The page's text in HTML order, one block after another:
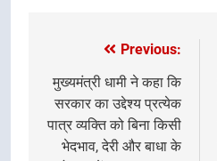
navigation
Previous:
मुख्यमंत्री धामी ने कहा कि
सरकार का उद्देश्य प्रत्येक
पात्र व्यक्ति को बिना किसी
भेदभाव, देरी और बाधा के